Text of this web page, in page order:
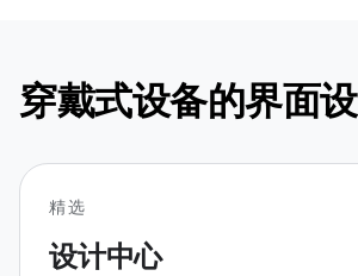
穿戴式设备的界面
精选
设计中心